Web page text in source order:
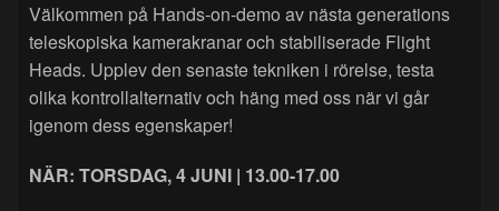
Välkommen på Hands‑on‑demo av nästa generations
teleskopiska kamerakranar och stabiliserade Flight
Heads. Upplev den senaste tekniken i rörelse, testa
olika kontrollalternativ och häng med oss när vi går
igenom dess egenskaper!
NÄR: TORSDAG, 4 JUNI | 13.00-17.00